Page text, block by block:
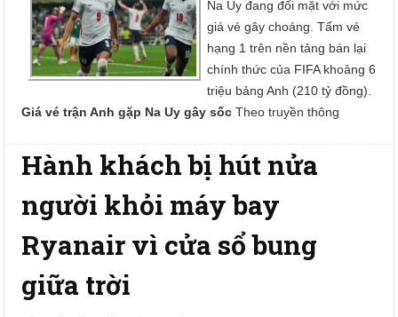
Na Uy đang đối mặt với mức
giá vé gây choáng. Tấm vé
hạng 1 trên nền tảng bán lại
chính thức của FIFA khoảng 6
triệu bảng Anh (210 tỷ đồng).
Giá vé trận Anh gặp Na Uy gây sốc Theo truyền thông
Hành khách bị hút nửa
người khỏi máy bay
Ryanair vì cửa sổ bung
giữa trời